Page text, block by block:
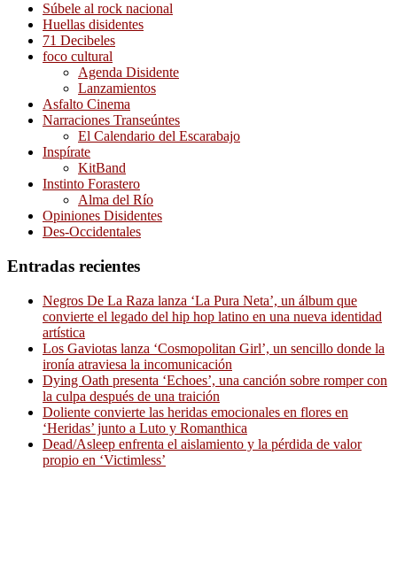
Súbele al rock nacional
Huellas disidentes
71 Decibeles
foco cultural
Agenda Disidente
Lanzamientos
Asfalto Cinema
Narraciones Transeúntes
El Calendario del Escarabajo
Inspírate
KitBand
Instinto Forastero
Alma del Río
Opiniones Disidentes
Des-Occidentales
Entradas recientes
Negros De La Raza lanza ‘La Pura Neta’, un álbum que
convierte el legado del hip hop latino en una nueva identidad
artística
Los Gaviotas lanza ‘Cosmopolitan Girl’, un sencillo donde la
ironía atraviesa la incomunicación
Dying Oath presenta ‘Echoes’, una canción sobre romper con
la culpa después de una traición
Doliente convierte las heridas emocionales en flores en
‘Heridas’ junto a Luto y Romanthica
Dead/Asleep enfrenta el aislamiento y la pérdida de valor
propio en ‘Victimless’